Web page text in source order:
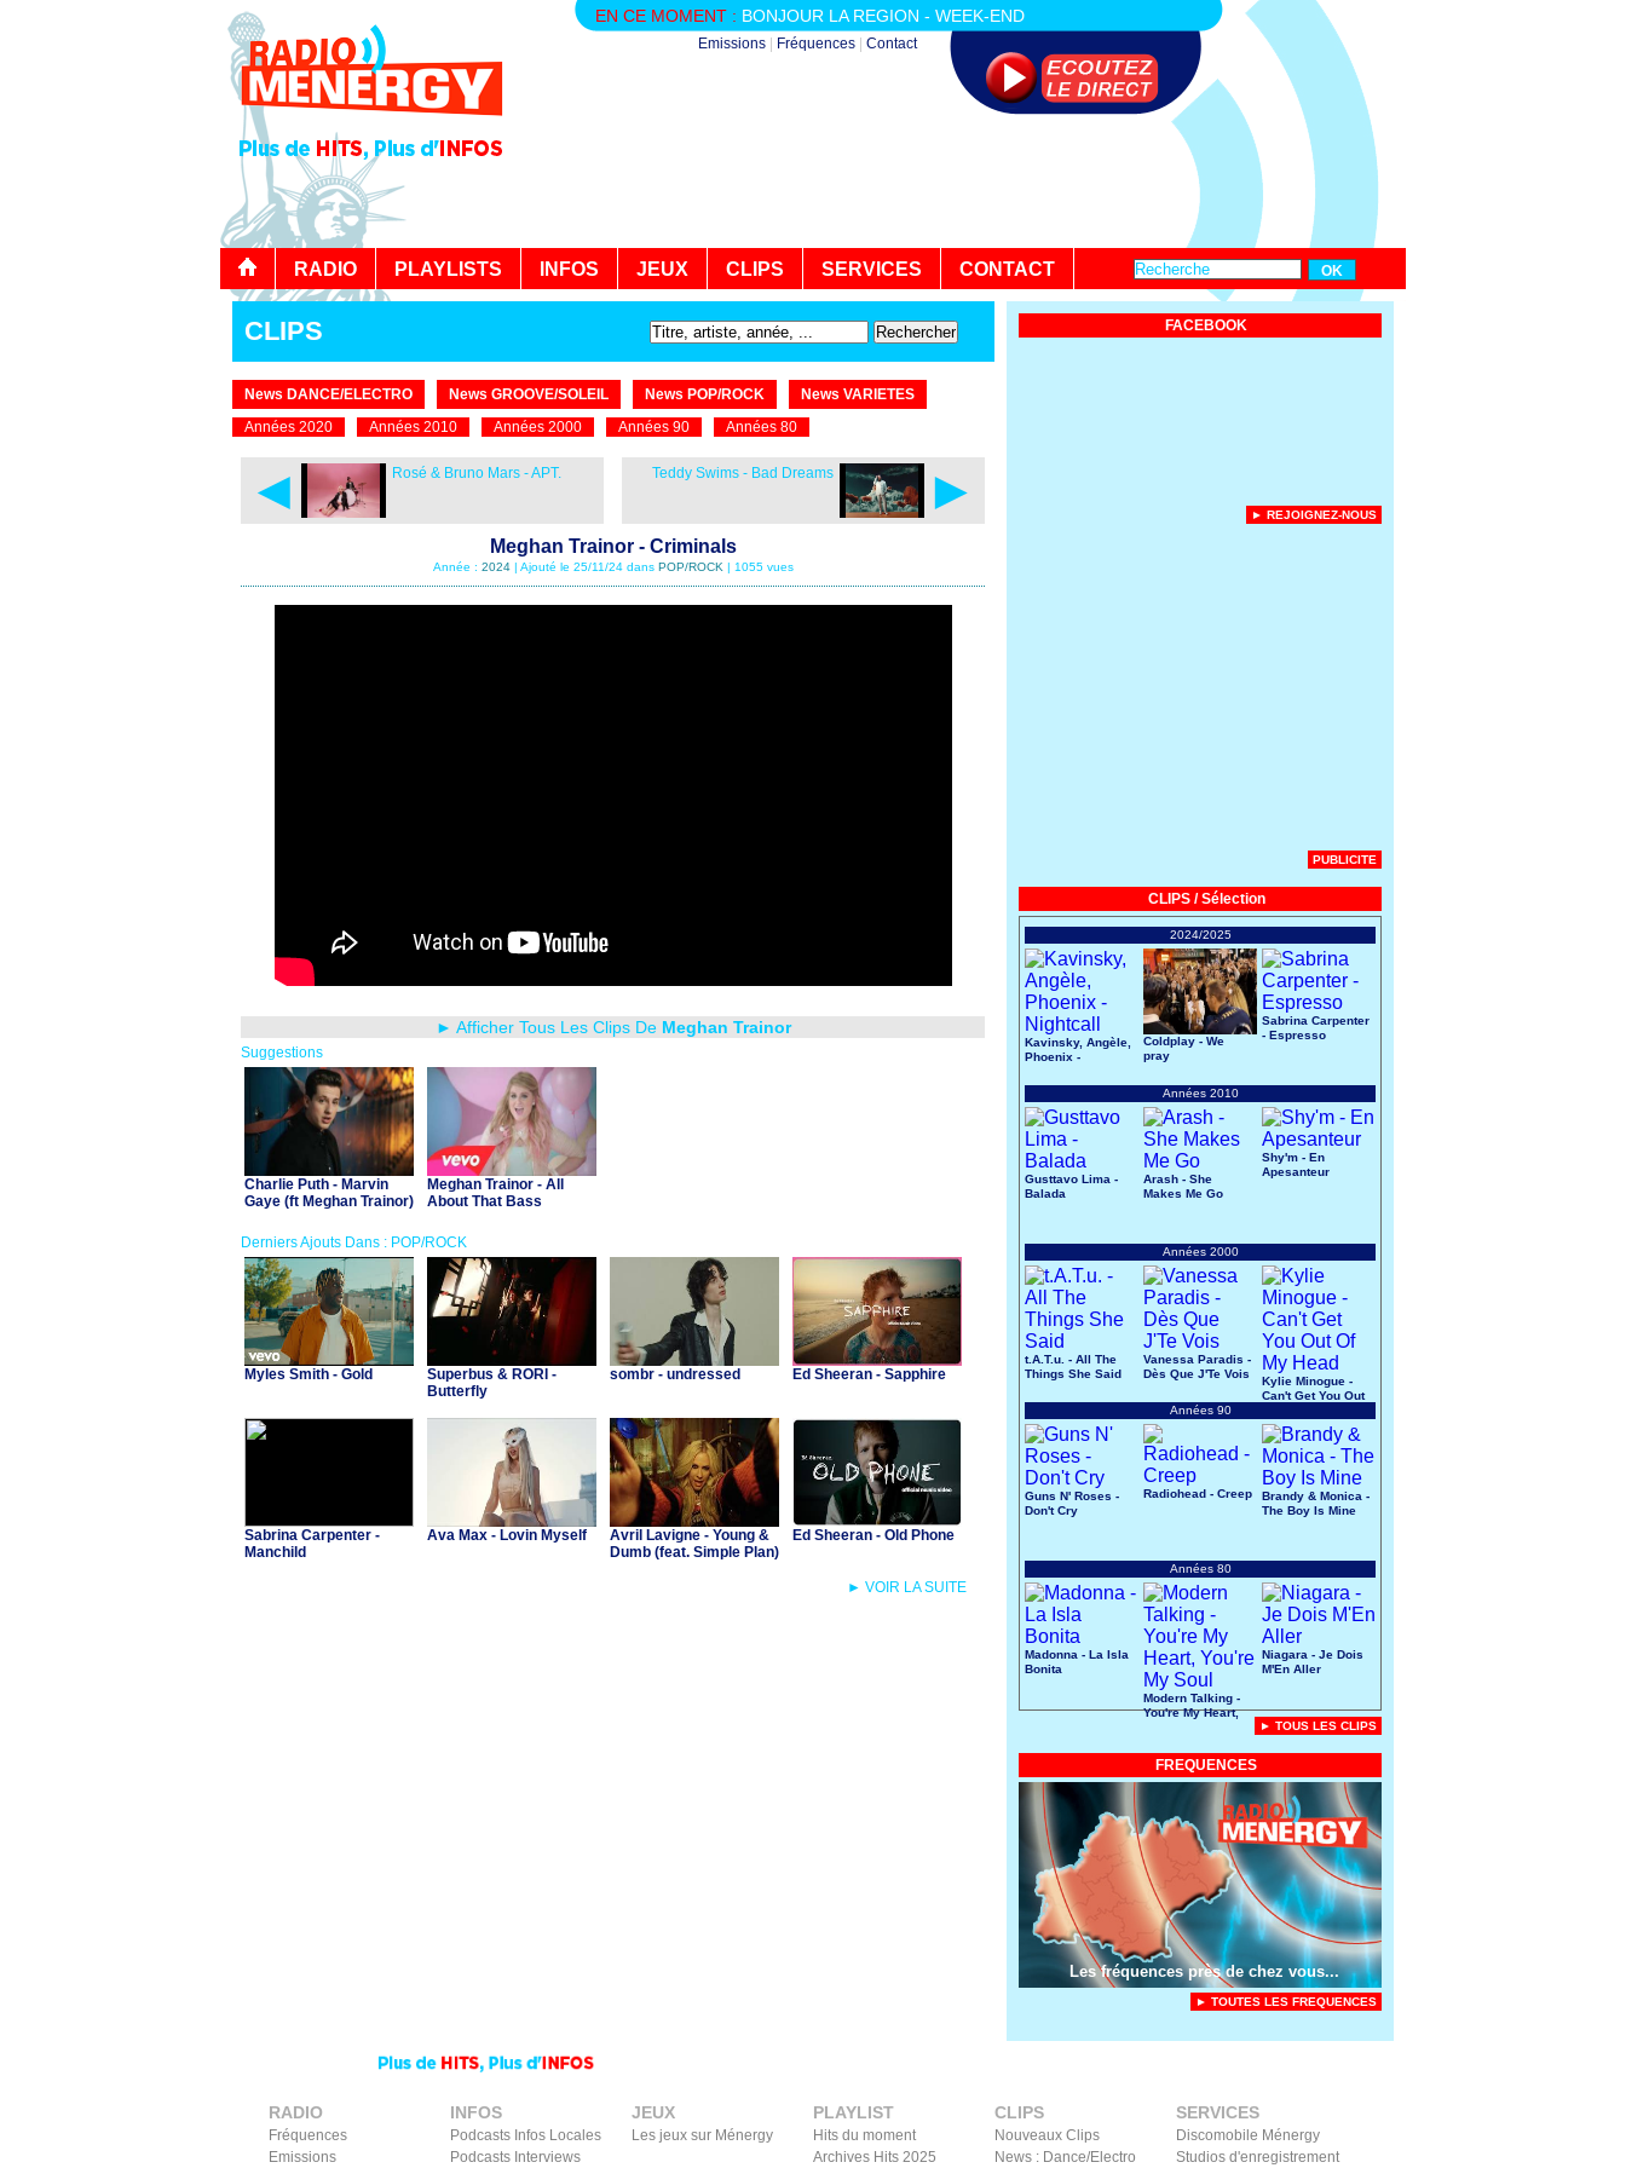
EN CE MOMENT : BONJOUR LA REGION - WEEK-END
Emissions Fréquences Contact
RADIO PLAYLISTS INFOS JEUX CLIPS SERVICES CONTACT
CLIPS
News DANCE/ELECTRO News GROOVE/SOLEIL News POP/ROCK
News VARIETES
Années 2020
Années 2010 Années 2000 Années 90 Années 80
◄ Rosé & Bruno Mars - APT. ►
Teddy Swims - Bad Dreams
Meghan Trainor - Criminals
Année : 2024| Ajouté le 25/11/24 dans POP/ROCK | 1055 vues
► Afficher Tous Les Clips De Meghan Trainor
Suggestions
Charlie Puth - Marvin
Gaye (ft Meghan Trainor)
Meghan Trainor - All
About That Bass
Derniers Ajouts Dans : POP/ROCK
Myles Smith - Gold
Superbus & RORI -
Butterfly
sombr - undressed Ed Sheeran - Sapphire
Sabrina Carpenter -
Manchild
Ava Max - Lovin Myself
Avril Lavigne - Young &
Dumb (feat. Simple Plan)
Ed Sheeran - Old Phone
► VOIR LA SUITE
FACEBOOK
► REJOIGNEZ-NOUS
PUBLICITE
CLIPS / Sélection
2024/2025
Kavinsky, Angèle,
Phoenix -
Coldplay - We
pray
Sabrina Carpenter
- Espresso
Années 2010
Gusttavo Lima -
Balada
Arash - She
Makes Me Go
Shy'm - En
Apesanteur
Années 2000
t.A.T.u. - All The
Things She Said
Vanessa Paradis -
Dès Que J'Te Vois
Kylie Minogue -
Can't Get You Out
Années 90
Guns N' Roses -
Don't Cry
Radiohead - Creep
Brandy & Monica -
The Boy Is Mine
Années 80
Madonna - La Isla
Bonita
Modern Talking -
You're My Heart,
Niagara - Je Dois
M'En Aller
► TOUS LES CLIPS
FREQUENCES
Les fréquences près de chez vous...
► TOUTES LES FREQUENCES
RADIO
Fréquences
Emissions
INFOS
Podcasts Infos Locales
Podcasts Interviews
JEUX
Les jeux sur Ménergy
PLAYLIST
Hits du moment
Archives Hits 2025
CLIPS
Nouveaux Clips
News : Dance/Electro
SERVICES
Discomobile Ménergy
Studios d'enregistrement